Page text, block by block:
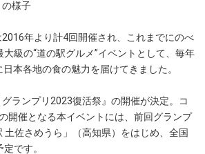
様子
2016年より計4回開催され、これまでにのべ
級の“道の駅グルメ”イベントとして、毎年
本各地の食の魅力を届けてきました。
ランプリ2023復活祭』の開催が決定。コ
開催となる本イベントには、前回グランプ
土佐さめうら」（高知県）をはじめ、全国
です。